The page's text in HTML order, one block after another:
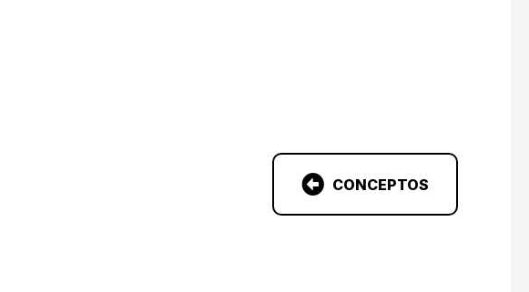
CONCEPTOS